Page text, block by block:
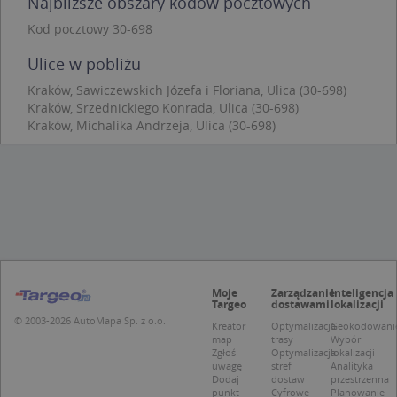
Kod pocztowy 30-698
Ulice w pobliżu
Kraków, Sawiczewskich Józefa i Floriana, Ulica (30-698)
Kraków, Srzednickiego Konrada, Ulica (30-698)
Kraków, Michalika Andrzeja, Ulica (30-698)
© 2003-2026 AutoMapa Sp. z o.o.
Moje
Targeo
Kreator
map
Zgłoś
uwagę
Dodaj
punkt
Zarządzanie
dostawami
Optymalizacja
trasy
Optymalizacja
stref
dostaw
Cyfrowe
Inteligencja
lokalizacji
Wybór
lokalizacji
Analityka
przestrzenna
Planowanie
Niezbędne pliki cookie umożliwiają korzystanie z
jak logowanie użytkownika i zarządzanie kontem.
Bez niezbędnych plików cookie nie można
prawidłowo korzystać ze strony internetowej.
Nazwa
Provider/
Domena